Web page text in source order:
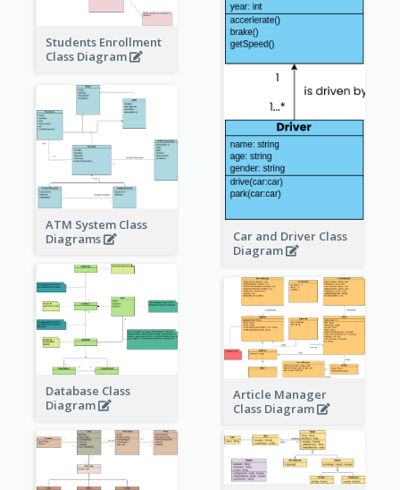
Students Enrollment
Class Diagram
Car and Driver Class
Diagram
ATM System Class
Diagrams
Database Class
Diagram
Article Manager
Class Diagram